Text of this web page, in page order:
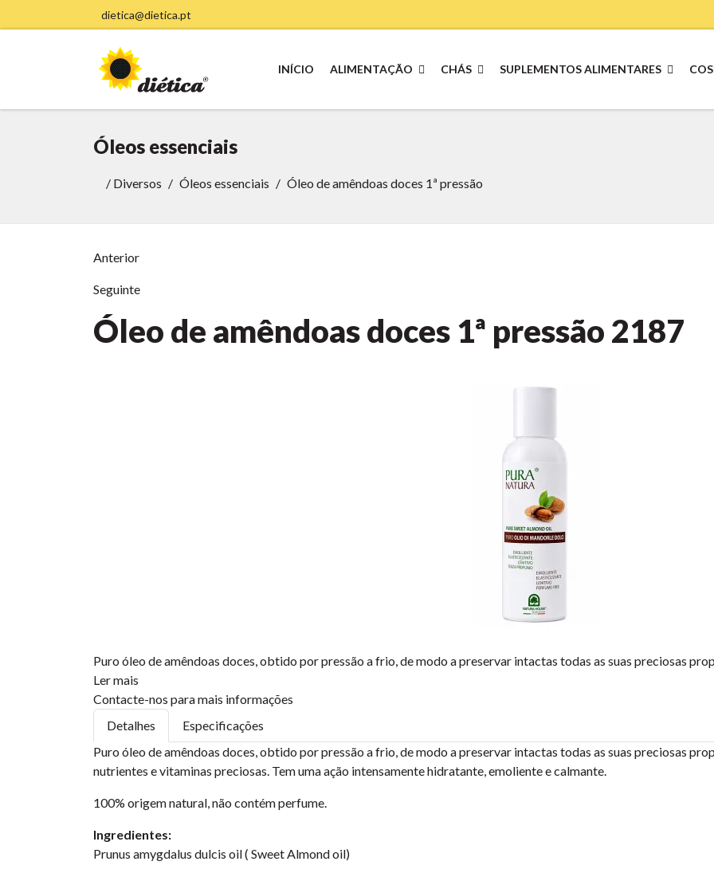
dietica@dietica.pt
INÍCIO ALIMENTAÇÃO CHÁS SUPLEMENTOS ALIMENTARES
Óleos essenciais
/ Diversos Óleos essenciais Óleo de amêndoas doces 1ª pressão
Anterior
Seguinte
Óleo de amêndoas doces 1ª pressão 2187
Puro óleo de amêndoas doces, obtido por pressão a frio, de modo a preservar intactas todas as suas preciosas
Ler mais
Contacte-nos para mais informações
Detalhes
Especificações
Puro óleo de amêndoas doces, obtido por pressão a frio, de modo a preservar intactas todas as suas preciosas
nutrientes e vitaminas preciosas. Tem uma ação intensamente hidratante, emoliente e calmante.
100% origem natural, não contém perfume.
Ingredientes:
Prunus amygdalus dulcis oil ( Sweet Almond oil)